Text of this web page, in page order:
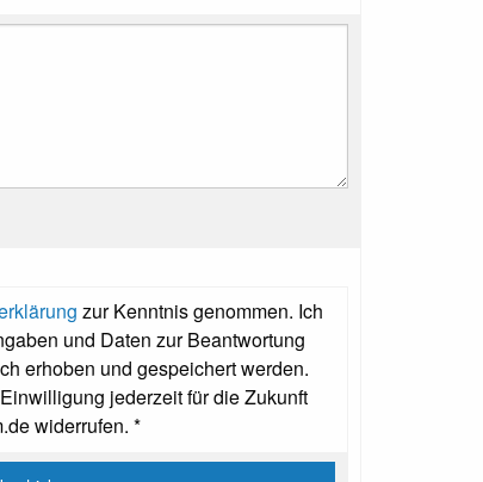
zur Kenntnis genommen. Ich
und Daten zur Beantwortung
erhoben und gespeichert werden.
jederzeit für die Zukunft
widerrufen. *